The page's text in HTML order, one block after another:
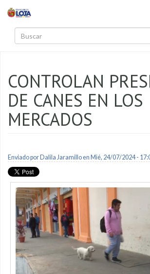
CONTROLAN
DE CANES EN LOS
MERCADOS
Enviado por Dalila Jaramilloen Mié, 24/07/2024 -